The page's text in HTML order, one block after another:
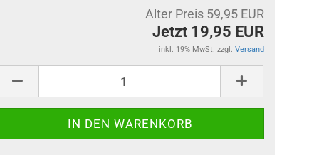
Alter Preis 59,95 EUR
Jetzt 19,95 EUR
inkl. 19% MwSt. zzgl. Versand